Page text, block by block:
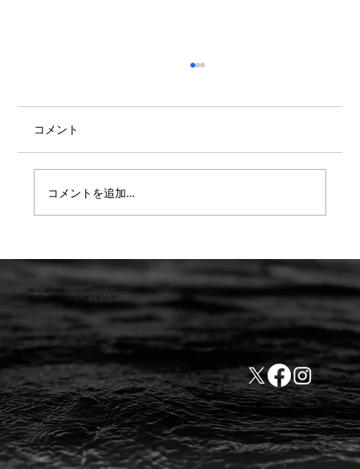
らせ
コメント
コメントを追加…
小林ゴム株式会社
441-8016 愛知県豊橋市新栄町字東小向76-1
TEL:0532-31-4646
FAX:0532-32-6810
​会社概要
​利用規約